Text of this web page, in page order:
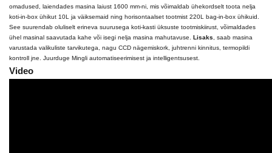
omadused, laiendades masina laiust 1600 mm-ni, mis võimaldab ühekordselt toota nelja
koti-in-box ühikut 10L ja väiksemaid ning horisontaalset tootmist 220L bag-in-box ühikuid.
See suurendab oluliselt erineva suurusega koti-kasti üksuste tootmiskiirust, võimaldades
ühel masinal saavutada kahe või isegi nelja masina mahutavuse. Lisaks , saab masina
varustada valikuliste tarvikutega, nagu CCD nägemiskork, juhtrenni kinnitus, termopildi
kontroll jne. Juurduge Mingli automatiseerimisest ja intelligentsusest.
Video